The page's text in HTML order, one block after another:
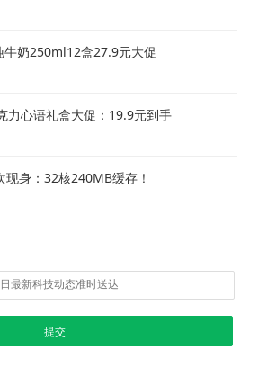
牛奶250ml12盒27.9元大促
力心语礼盒大促：19.9元到手
身：32核240MB缓存！